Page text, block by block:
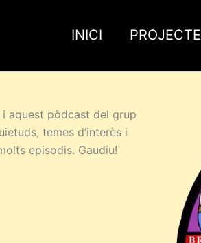
INICI PROJECTE
i aquest pòdcast del grup
temes d’interès i
episodis. Gaudiu!